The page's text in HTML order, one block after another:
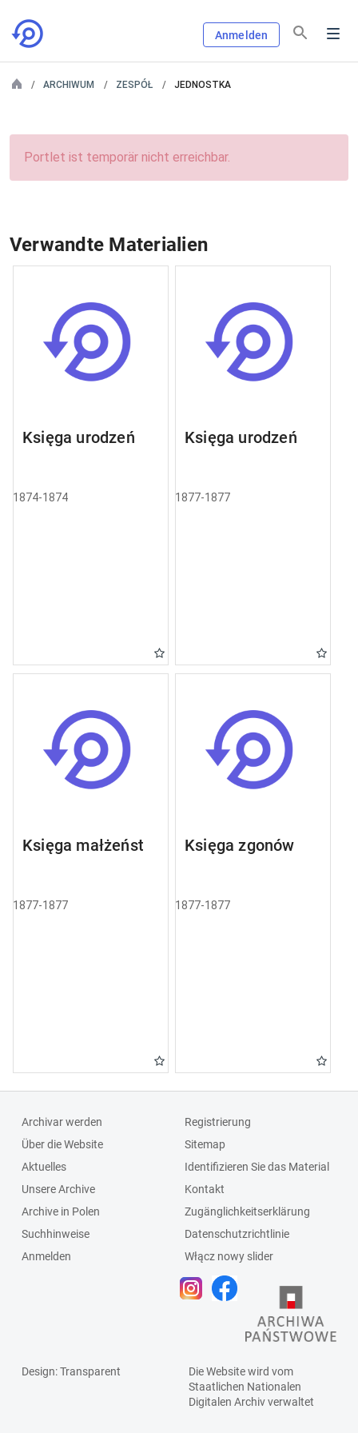
Anmelden
ARCHIWUM ZESPÓŁ JEDNOSTKA
Portlet ist temporär nicht erreichbar.
Verwandte Materialien
Księga urodzeń
1874-1874
Księga urodzeń
1877-1877
Księga małżeństw
1877-1877
Księga zgonów
1877-1877
Archivar werden
Über die Website
Aktuelles
Unsere Archive
Archive in Polen
Suchhinweise
Anmelden
Registrierung
Sitemap
Identifizieren Sie das Material
Kontakt
Zugänglichkeitserklärung
Datenschutzrichtlinie
Włącz nowy slider
Design: Transparent
Die Website wird vom
Staatlichen Nationalen
Digitalen Archivverwaltet